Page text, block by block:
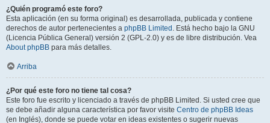
¿Quién programó este foro?
Esta aplicación (en su forma original) es desarrollada, publicada y contiene
derechos de autor pertenecientes a phpBB Limited . Está hecho bajo la GNU
(Licencia Pública General) versión 2 (GPL-2.0) y es de libre distribución. Vea
About phpBB para más detalles.
Arriba
¿Por qué este foro no tiene tal cosa?
Este foro fue escrito y licenciado a través de phpBB Limited. Si usted cree que
se debe añadir alguna característica por favor visite Centro de phpBB Ideas
(en Inglés), donde se puede votar en ideas existentes o sugerir nuevas